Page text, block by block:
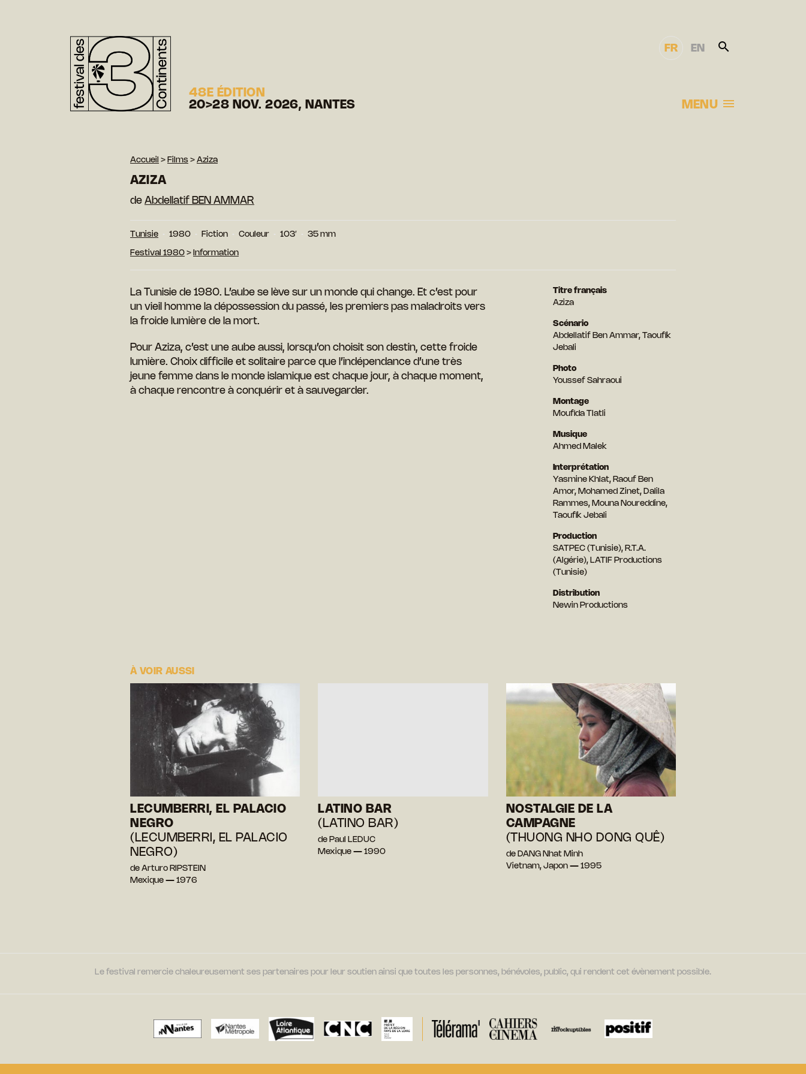
48E ÉDITION
20>28 NOV. 2026, NANTES
FR EN
MENU
Accueil > Films > Aziza
AZIZA
de Abdellatif BEN AMMAR
Tunisie 1980 Fiction Couleur 103′ 35 mm
Festival 1980 > Information
La Tunisie de 1980. L’aube se lève sur un monde qui change. Et c’est pour
un vieil homme la dépossession du passé, les premiers pas maladroits vers
la froide lumière de la mort.
Pour Aziza, c’est une aube aussi, lorsqu’on choisit son destin, cette froide
lumière. Choix difficile et solitaire parce que l’indépendance d’une très
jeune femme dans le monde islamique est chaque jour, à chaque moment,
à chaque rencontre à conquérir et à sauvegarder.
Titre français
Aziza
Scénario
Abdellatif Ben Ammar, Taoufik
Jebali
Photo
Youssef Sahraoui
Montage
Moufida Tlatli
Musique
Ahmed Malek
Interprétation
Yasmine Khlat, Raouf Ben
Amor, Mohamed Zinet, Dalila
Rammes, Mouna Noureddine,
Taoufik Jebali
Production
SATPEC (Tunisie), R.T.A.
(Algérie), LATIF Productions
(Tunisie)
Distribution
Newin Productions
À VOIR AUSSI
LECUMBERRI, EL PALACIO
NEGRO
(LECUMBERRI, EL PALACIO
NEGRO)
de Arturo RIPSTEIN
Mexique — 1976
LATINO BAR
(LATINO BAR)
de Paul LEDUC
Mexique — 1990
NOSTALGIE DE LA
CAMPAGNE
(THUONG NHO DONG QUÊ)
de DANG Nhat Minh
Vietnam, Japon — 1995
Le festival remercie chaleureusement ses partenaires pour leur soutien ainsi que toutes les personnes, bénévoles, public, qui rendent cet évènement possible.